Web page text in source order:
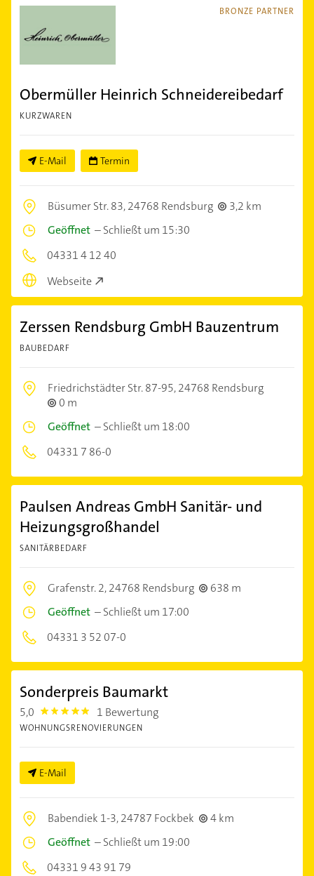
BRONZE PARTNER
Obermüller Heinrich Schneidereibedarf
KURZWAREN
E-Mail Termin
Büsumer Str. 83,24768 Rendsburg
3,2 km
Geöffnet –Schließt um 15:30
04331 4 12 40
Webseite
Zerssen Rendsburg GmbH Bauzentrum
BAUBEDARF
Friedrichstädter Str. 87-95,24768 Rendsburg
0 m
Geöffnet –Schließt um 18:00
04331 7 86-0
Paulsen Andreas GmbH Sanitär- und
Heizungsgroßhandel
SANITÄRBEDARF
Grafenstr. 2,24768 Rendsburg
638 m
Geöffnet –Schließt um 17:00
04331 3 52 07-0
Sonderpreis Baumarkt
5,0 5.0 1 Bewertung
WOHNUNGSRENOVIERUNGEN
E-Mail
Babendiek 1-3,24787 Fockbek
4 km
Geöffnet –Schließt um 19:00
04331 9 43 91 79